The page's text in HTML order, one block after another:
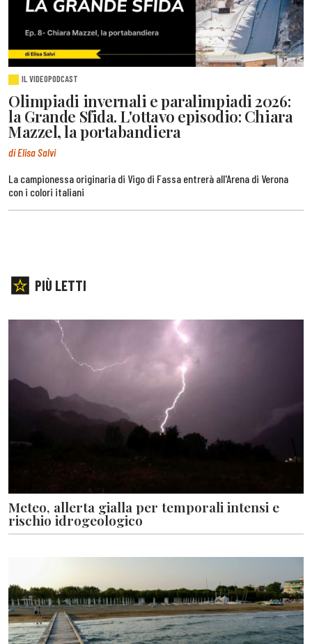
IL VIDEOPODCAST
Olimpiadi invernali e paralimpiadi 2026:
la Grande Sfida. L'ottavo episodio: Chiara
Mazzel, la portabandiera
di Elisa Salvi
La campionessa originaria di Vigo di Fassa entrerà all'Arena di Verona
con i colori italiani
PIÙ LETTI
Meteo, allerta gialla per temporali intensi e
rischio idrogeologico